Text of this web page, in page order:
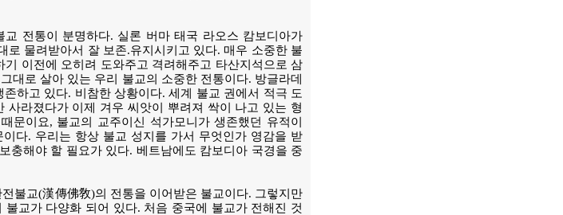
전통이 분명하다. 실론 버마 태국 라오스 캄보디아가
물려받아서 잘 보존.유지시키고 있다. 매우 소중한 불
이전에 오히려 도와주고 격려해주고 타산지석으로 삼
대로 살아 있는 우리 불교의 소중한 전통이다. 방글라데
하고 있다. 비참한 상황이다. 세계 불교 권에서 적극 도
라졌다가 이제 겨우 씨앗이 뿌려져 싹이 나고 있는 형
문이요, 불교의 교주이신 석가모니가 생존했던 유적이
다. 우리는 항상 불교 성지를 가서 무엇인가 영감을 받
충해야 할 필요가 있다. 베트남에도 캄보디아 국경을 중
불교(漢傳佛敎)의 전통을 이어받은 불교이다. 그렇지만
교가 다양화 되어 있다. 처음 중국에 불교가 전해진 것